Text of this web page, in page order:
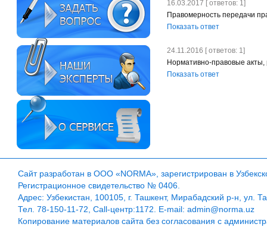
16.03.2017 [ ответов: 1]
Правомерность передачи
Показать ответ
24.11.2016 [ ответов: 1]
Нормативно-правовые
Показать ответ
Сайт разработан в ООО «NORMA», зарегистрирован в
Регистрационное свидетельство № 0406.
Адрес: Узбекистан, 100105, г. Ташкент, Мирабадский р-н, ул.
Тел. 78-150-11-72, Call-центр:1172. E-mail: admin@norma.uz
Копирование материалов сайта без согласования с